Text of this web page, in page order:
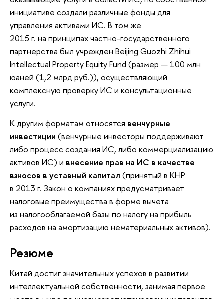
инициативе создали различные фонды для
управления активами ИС. В том же
2015 г. на принципах частно-государственного
партнерства был учрежден Beijing Guozhi Zhihui
Intellectual Property Equity Fund (размер — 100 млн
юаней (1,2 млрд руб.)), осуществляющий
комплексную проверку ИС и консультационные
услуги.
К другим форматам относятся венчурные
инвестиции (венчурные инвесторы поддерживают
либо процесс создания ИС, либо коммерциализацию
активов ИС) и внесение прав на ИС в качестве
взносов в уставный капитал (принятый в КНР
в 2013 г. Закон о компаниях предусматривает
налоговые преимущества в форме вычета
из налогооблагаемой базы по налогу на прибыль
расходов на амортизацию нематериальных активов).
Резюме
Китай достиг значительных успехов в развитии
интеллектуальной собственности, занимая первое